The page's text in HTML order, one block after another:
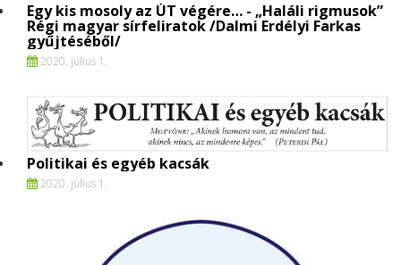
Egy kis mosoly az ÚT végére… - „Haláli rigmusok”
Régi magyar sírfeliratok /Dalmi Erdélyi Farkas
gyűjtéséből/
2020. július 1.
Politikai és egyéb kacsák
2020. július 1.